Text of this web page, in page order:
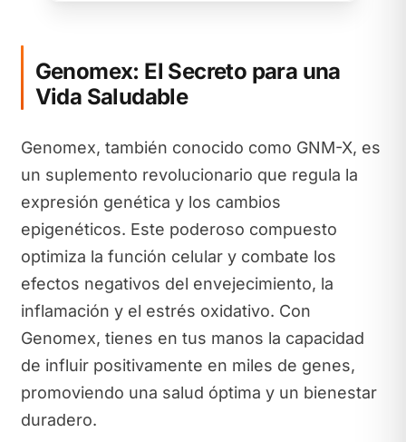
Genomex: El Secreto para una
Vida Saludable
Genomex, también conocido como GNM-X, es
un suplemento revolucionario que regula la
expresión genética y los cambios
epigenéticos. Este poderoso compuesto
optimiza la función celular y combate los
efectos negativos del envejecimiento, la
inflamación y el estrés oxidativo. Con
Genomex, tienes en tus manos la capacidad
de influir positivamente en miles de genes,
promoviendo una salud óptima y un bienestar
duradero.